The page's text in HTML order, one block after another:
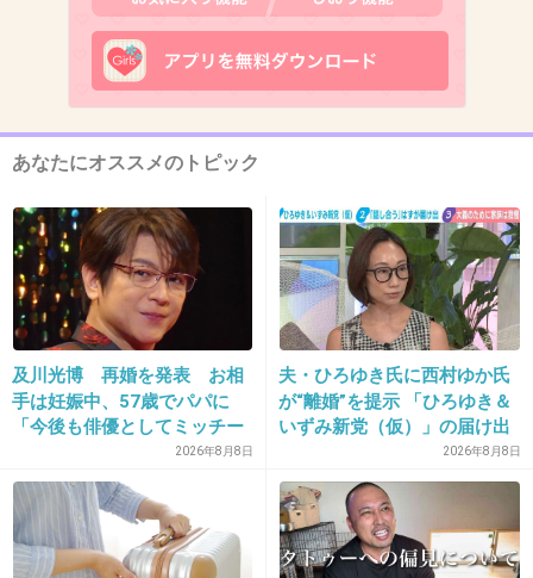
2019/05/14(火) 22:16:16
伊藤英明のとか？？
+1623
13. 匿名 2019/05/14(火) 22:16:45
+6487 -50
14. 匿名2019/05/14(火) 22:16:53
他にも裸の女の人がプールで泳いでる画像もな
かったっけ？前にガルちゃんで見た気がする
あなたにオススメのトピック
及川光博 再婚を発表 お相
手は妊娠中、57歳でパパに
「今後も俳優としてミッチー
2026年8月8日
夫・ひろゆき氏に西村ゆか氏
が“離婚”を提示 「ひろゆき＆
いずみ新党（仮）」の届け出
を知らされず激怒「信頼関係
が保てない状態で夫婦を続け
るのは無理」
2026年8月8日